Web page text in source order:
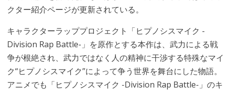
クター紹介ページが更新されている。
キャラクターラッププロジェクト「ヒプノシスマイク -
Division Rap Battle-」を原作とする本作は、武力による戦
争が根絶され、武力ではなく人の精神に干渉する特殊なマイ
ク“ヒプノシスマイク”によって争う世界を舞台にした物語。
アニメでも「ヒプノシスマイク -Division Rap Battle-」のキ